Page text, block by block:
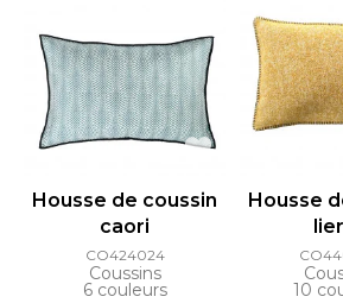
Housse de coussin
caori
CO424024
Coussins
6 couleurs
Housse
10